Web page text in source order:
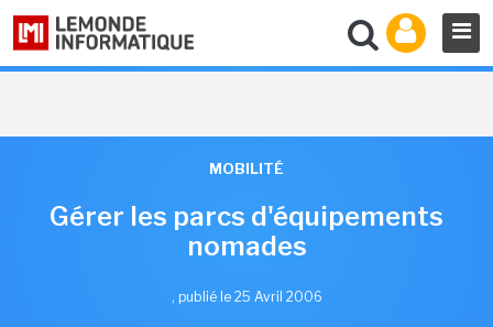
MOBILITÉ
Gérer les parcs d'équipements
nomades
, publié le 25 Avril 2006